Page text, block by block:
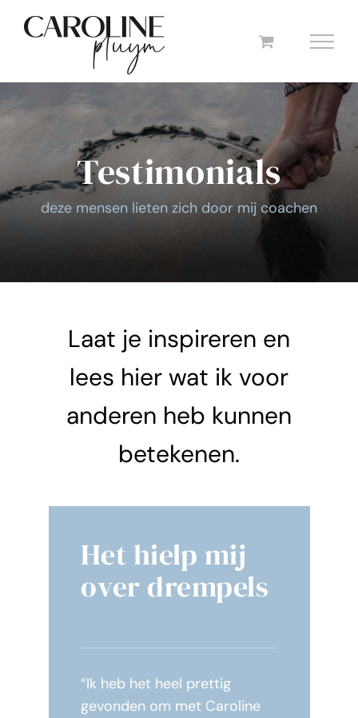
naar
Testimonials
deze mensen lieten zich door mij coachen
Laat je inspireren en
lees hier wat ik voor
anderen heb kunnen
betekenen.
Het hielp mij
over drempels
“Ik heb het heel prettig
gevonden om met Caroline